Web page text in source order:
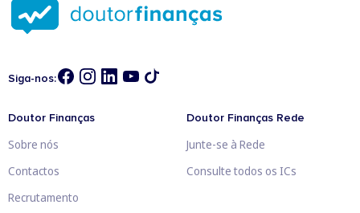
Siga-nos:
Doutor Finanças
Sobre nós
Contactos
Recrutamento
Doutor Finanças Rede
Junte-se à Rede
Consulte todos os ICs